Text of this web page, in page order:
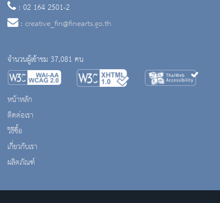
: 02 164 2501-2
: creative_fin@finearts.go.th
จำนวนผู้เข้าชม 37,081 คน
หน้าหลัก
ติดต่อเรา
วิธีซื้อ
เกี่ยวกับเรา
ผลิตภัณฑ์